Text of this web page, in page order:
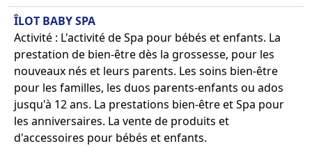
ÎLOT BABY SPA
Activité : L'activité de Spa pour bébés et enfants. La
prestation de bien-être dès la grossesse, pour les
nouveaux nés et leurs parents. Les soins bien-être
pour les familles, les duos parents-enfants ou ados
jusqu'à 12 ans. La prestations bien-être et Spa pour
les anniversaires. La vente de produits et
d'accessoires pour bébés et enfants.